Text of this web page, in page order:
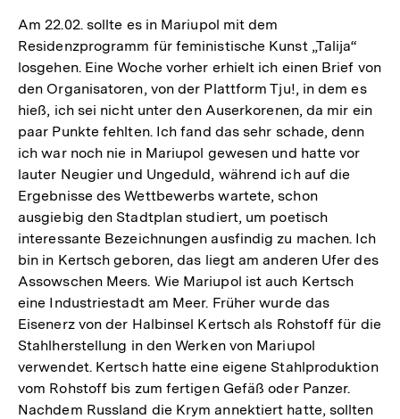
Am 22.02. sollte es in Mariupol mit dem
Residenzprogramm für feministische Kunst „Talija“
losgehen. Eine Woche vorher erhielt ich einen Brief von
den Organisatoren, von der Plattform Tju!, in dem es
hieß, ich sei nicht unter den Auserkorenen, da mir ein
paar Punkte fehlten. Ich fand das sehr schade, denn
ich war noch nie in Mariupol gewesen und hatte vor
lauter Neugier und Ungeduld, während ich auf die
Ergebnisse des Wettbewerbs wartete, schon
ausgiebig den Stadtplan studiert, um poetisch
interessante Bezeichnungen ausfindig zu machen. Ich
bin in Kertsch geboren, das liegt am anderen Ufer des
Assowschen Meers. Wie Mariupol ist auch Kertsch
eine Industriestadt am Meer. Früher wurde das
Eisenerz von der Halbinsel Kertsch als Rohstoff für die
Stahlherstellung in den Werken von Mariupol
verwendet. Kertsch hatte eine eigene Stahlproduktion
vom Rohstoff bis zum fertigen Gefäß oder Panzer.
Nachdem Russland die Krym annektiert hatte, sollten